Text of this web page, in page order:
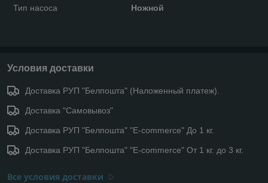
Тип насоса Ножной
Условия доставки
Доставка РУП "Белпошта" (Наложенный платеж).
Доставка "Самовывоз"
Доставка РУП "Белпошта" "E-commerce" До 1 кг.
Доставка РУП "Белпошта" "E-commerce" От 1 кг. до 3 кг.
Все условия доставки